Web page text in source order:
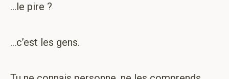
…le pire ?
…c’est les gens.